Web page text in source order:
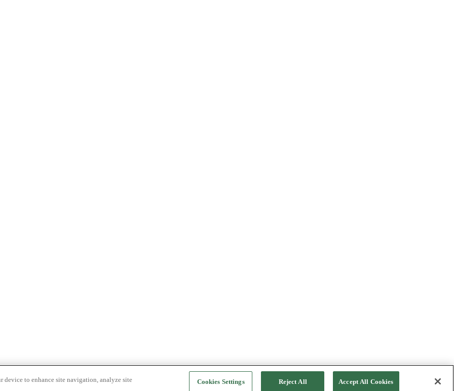
to enhance site navigation, analyze site Cookies Settings Reject All Accept All Cookies